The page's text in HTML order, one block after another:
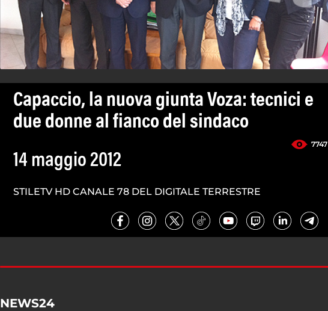
Capaccio, la nuova giunta Voza: tecnici e
due donne al fianco del sindaco
7747
14 maggio 2012
STILETV HD CANALE 78 DEL DIGITALE TERRESTRE
NEWS24